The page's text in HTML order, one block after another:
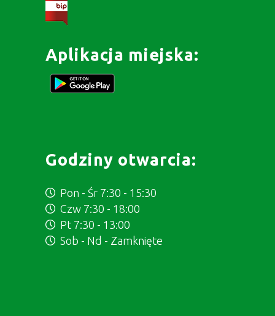
Aplikacja miejska:
Godziny otwarcia:
Pon - Śr 7:30 - 15:30
Czw 7:30 - 18:00
Pt 7:30 - 13:00
Sob - Nd - Zamknięte